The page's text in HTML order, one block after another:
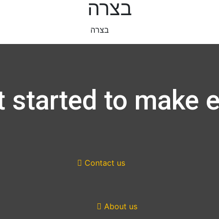
בצרה
בצרה
started to make
Contact us
About us